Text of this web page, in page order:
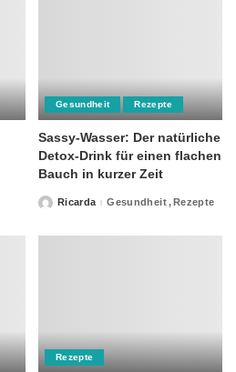
Gesundheit Rezepte
Sassy-Wasser: Der natürliche
Detox-Drink für einen flachen
Bauch in kurzer Zeit
PostedRicarda Gesundheit Rezepte
Rezepte